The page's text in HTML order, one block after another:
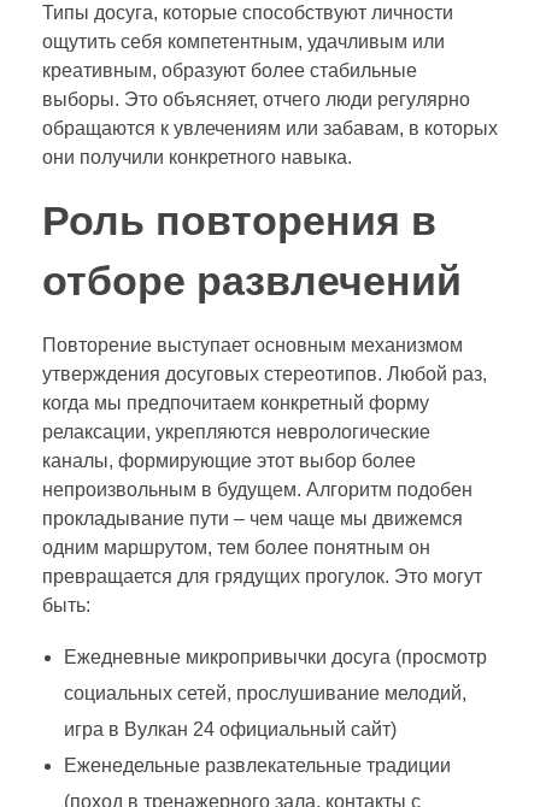
Типы досуга, которые способствуют личности
ощутить себя компетентным, удачливым или
креативным, образуют более стабильные
выборы. Это объясняет, отчего люди регулярно
обращаются к увлечениям или забавам, в которых
они получили конкретного навыка.
Роль повторения в
отборе развлечений
Повторение выступает основным механизмом
утверждения досуговых стереотипов. Любой раз,
когда мы предпочитаем конкретный форму
релаксации, укрепляются неврологические
каналы, формирующие этот выбор более
непроизвольным в будущем. Алгоритм подобен
прокладывание пути – чем чаще мы движемся
одним маршрутом, тем более понятным он
превращается для грядущих прогулок. Это могут
быть:
Ежедневные микропривычки досуга (просмотр
социальных сетей, прослушивание мелодий,
игра в Вулкан 24 официальный сайт)
Еженедельные развлекательные традиции
(поход в тренажерного зала, контакты с